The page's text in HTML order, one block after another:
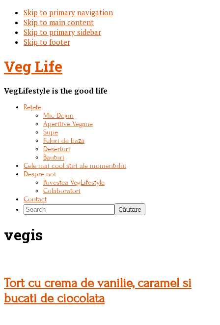
Skip to primary navigation
Skip to main content
Skip to primary sidebar
Skip to footer
Veg Life
VegLifestyle is the good life
Rețete
Mic Dejun
Aperitive Vegane
Supe
Feluri de bază
Deserturi
Bauturi
Cele mai cool stiri ale momentului
Despre noi
Povestea VegLifestyle
Colaboratori
Contact
Search
vegis
Tort cu crema de vanilie, caramel si
bucati de ciocolata